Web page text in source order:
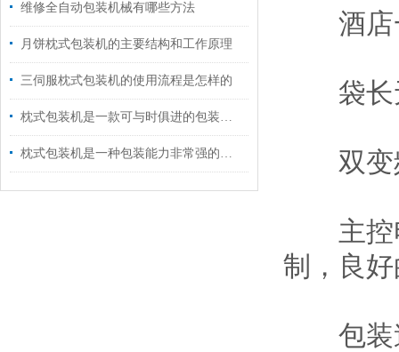
维修全自动包装机械有哪些方法
月饼枕式包装机的主要结构和工作原理
三伺服枕式包装机的使用流程是怎样的
枕式包装机是一款可与时俱进的包装机械
枕式包装机是一种包装能力非常强的包装机
酒店一
袋长无
双变频
主控电
制，良
包装速